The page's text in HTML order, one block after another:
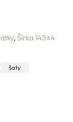
, Šírka 145±4
šaty